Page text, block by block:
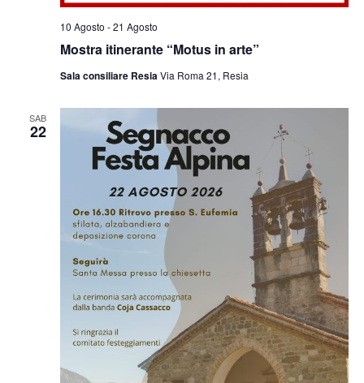
Mostra itinerante “Motus in arte”
10 Agosto -21 Agosto
Sala consiliare ResiaVia Roma 21, Resia
SAB
22